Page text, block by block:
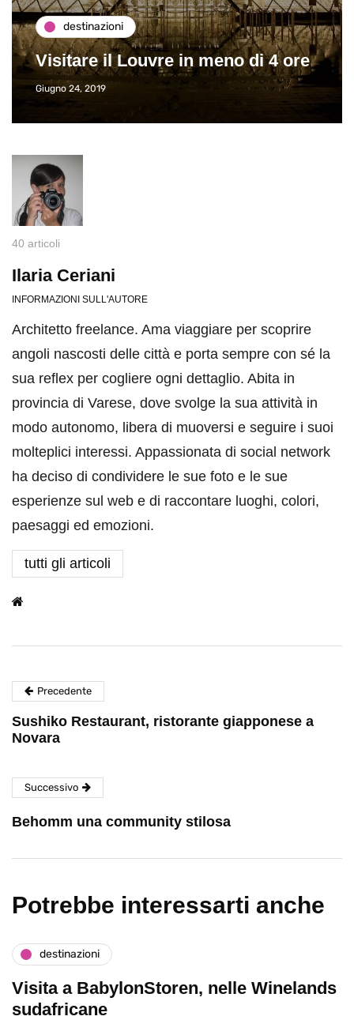
destinazioni
Visitare il Louvre in meno di 4 ore
Giugno 24, 2019
40 articoli
Ilaria Ceriani
INFORMAZIONI SULL'AUTORE
Architetto freelance. Ama viaggiare per scoprire
angoli nascosti delle città e porta sempre con sé la
sua reflex per cogliere ogni dettaglio. Abita in
provincia di Varese, dove svolge la sua attività in
modo autonomo, libera di muoversi e seguire i suoi
molteplici interessi. Appassionata di social network
ha deciso di condividere le sue foto e le sue
esperienze sul web e di raccontare luoghi, colori,
paesaggi ed emozioni.
tutti gli articoli
Precedente
Sushiko Restaurant, ristorante giapponese a
Novara
Successivo
Behomm una community stilosa
Potrebbe interessarti anche
destinazioni
Visita a BabylonStoren, nelle Winelands
sudafricane